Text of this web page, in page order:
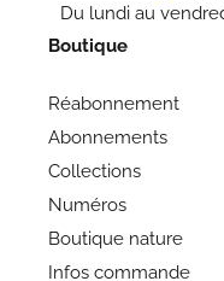
Du lundi au
Boutique
Réabonnement
Abonnements
Collections
Numéros
Boutique nature
Infos commande